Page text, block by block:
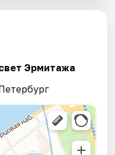
Эрмитажа